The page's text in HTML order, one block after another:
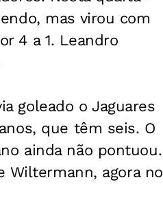
mas virou com
4 a 1. Leandro
goleado o Jaguares
que têm seis. O
ainda não pontuou.
Wiltermann, agora no